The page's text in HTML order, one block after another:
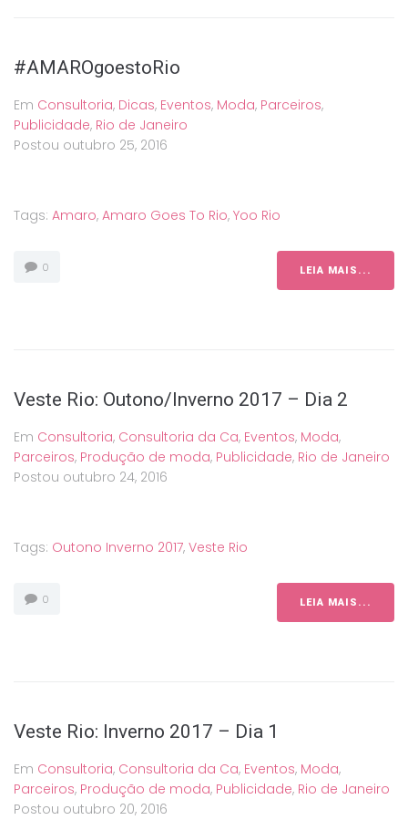
#AMAROgoestoRio
Em Consultoria, Dicas, Eventos, Moda, Parceiros,
Publicidade, Rio de Janeiro
Postou outubro 25, 2016
Tags: Amaro, Amaro Goes To Rio, Yoo Rio
0 LEIA MAIS...
Veste Rio: Outono/Inverno 2017 – Dia 2
Em Consultoria, Consultoria da Ca, Eventos, Moda,
Parceiros, Produção de moda, Publicidade, Rio de Janeiro
Postou outubro 24, 2016
Tags: Outono Inverno 2017, Veste Rio
0 LEIA MAIS...
Veste Rio: Inverno 2017 – Dia 1
Em Consultoria, Consultoria da Ca, Eventos, Moda,
Parceiros, Produção de moda, Publicidade, Rio de Janeiro
Postou outubro 20, 2016